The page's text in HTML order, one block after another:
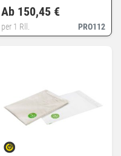
PRO112
Ab 150,45 €
per 1 Rll.